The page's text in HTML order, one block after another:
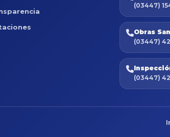
(03447)
Obras
(03447)
(03447)